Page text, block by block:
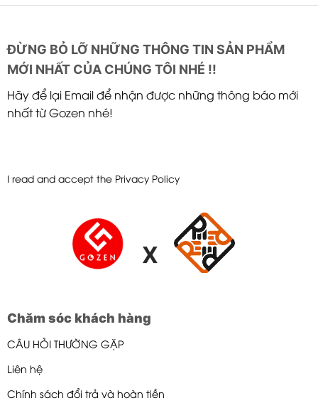
ĐỪNG BỎ LỠ NHỮNG THÔNG TIN SẢN PHẨM
MỚI NHẤT CỦA CHÚNG TÔI NHÉ !!
Hãy để lại Email để nhận được những thông báo mới
nhất từ Gozen nhé!
I read and accept the Privacy Policy
X
Chăm sóc khách hàng
CÂU HỎI THƯỜNG GẶP
Liên hệ
Chính sách đổi trả và hoàn tiền